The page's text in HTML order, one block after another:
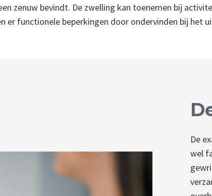
zenuw bevindt. De zwelling kan toenemen bij
er functionele beperkingen door ondervinden bij het
De
wel